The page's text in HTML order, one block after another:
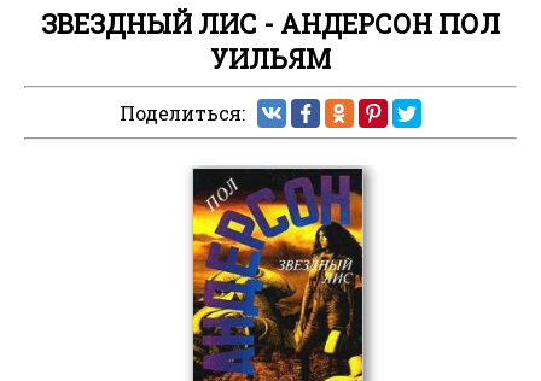
ЗВЕЗДНЫЙ ЛИС - АНДЕРСОН ПОЛ
УИЛЬЯМ
Поделиться: